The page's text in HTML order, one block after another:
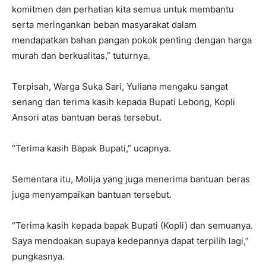
komitmen dan perhatian kita semua untuk membantu
serta meringankan beban masyarakat dalam
mendapatkan bahan pangan pokok penting dengan harga
murah dan berkualitas,” tuturnya.
Terpisah, Warga Suka Sari, Yuliana mengaku sangat
senang dan terima kasih kepada Bupati Lebong, Kopli
Ansori atas bantuan beras tersebut.
“Terima kasih Bapak Bupati,” ucapnya.
Sementara itu, Molija yang juga menerima bantuan beras
juga menyampaikan bantuan tersebut.
“Terima kasih kepada bapak Bupati (Kopli) dan semuanya.
Saya mendoakan supaya kedepannya dapat terpilih lagi,”
pungkasnya.